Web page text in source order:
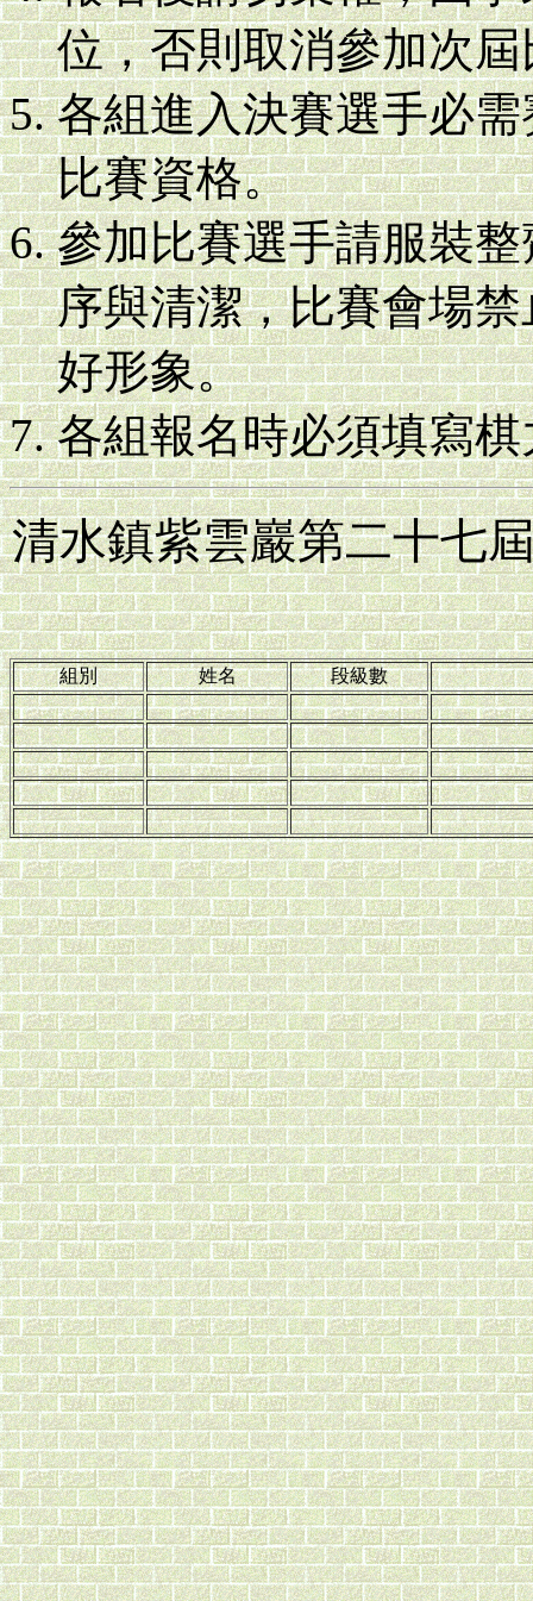
位，否則取消參加次
各組進入決賽選手必
比賽資格。
參加比賽選手請服裝
序與清潔，比賽會場
好形象。
各組報名時必須填寫棋
清水鎮紫雲巖第二十七
組別 姓名 段級數